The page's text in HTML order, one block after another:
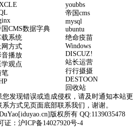
国CMS数据字典
载系统
网方式
音播放
学观点
笔
youbbs
帝国cms
mysql
ubuntu
绝命疫苗
Windows
DISCUZ!
站长运营
行行摄摄
DESTOON
回收站
发现错误或造成侵权，请及时通知本站更
方式见页面底部联系我们，谢谢。
版权所有 QQ:1139035478
证： 沪ICP备14027920号-4